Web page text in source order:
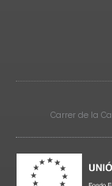
Carrer de la